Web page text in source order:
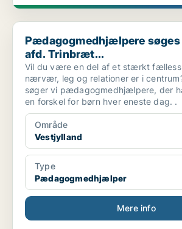
Pædagogmedhjælpere søges til [xxxxx]
Pædagogmedhjælpere
afd. Trinbræt...
Vil du være en del af et stærkt
nærvær, leg og relationer er i
søger vi pædagogmedhjælpere, der
en forskel for børn hver eneste dag. .
Område
Vestjylland
Type
Pædagogmedhjælper
Mere info